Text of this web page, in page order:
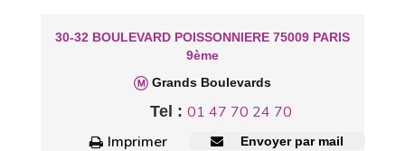
30-32 BOULEVARD POISSONNIERE 75009 PARIS
9ème
Grands Boulevards
Tel : 01 47 70 24 70
Imprimer
Envoyer par mail